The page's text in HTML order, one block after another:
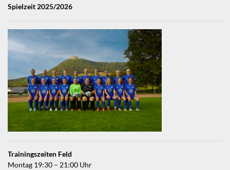
Spielzeit 2025/2026
Trainingszeiten Feld
Montag 19:30 – 21:00 Uhr